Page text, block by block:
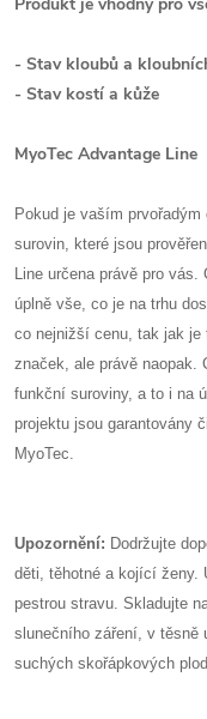
- Stav kloubů a
- Stav kostí a kůže
MyoTec Advantage Line
Pokud je vaším
surovin, které jsou
Line určena právě pro
úplně vše, co je na trhu
co nejnižší cenu, tak jak je
značek, ale právě naopak.
funkční suroviny, a to i na
projektu jsou garantovány
MyoTec.
Upozornění: Dodržujte
děti, těhotné a kojící ženy.
pestrou stravu. Skladujte
slunečního záření, v těsně
suchých skořápkových